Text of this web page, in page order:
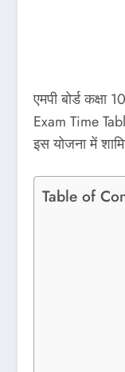
एमपी बोर्ड
Exam Time
इस योजना में
Table of